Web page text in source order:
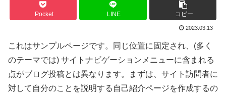
Pocket LINE コピー
2023.03.13
これはサンプルページです。同じ位置に固定され、(多く
のテーマでは) サイトナビゲーションメニューに含まれる
点がブログ投稿とは異なります。まずは、サイト訪問者に
対して自分のことを説明する自己紹介ページを作成するの